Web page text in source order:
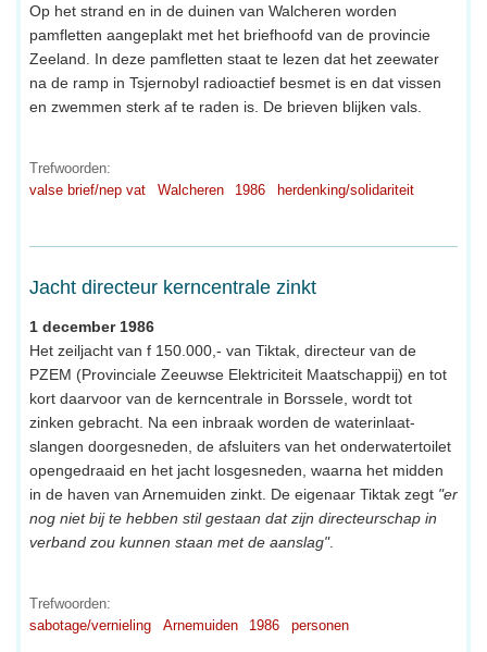
Op het strand en in de duinen van Walcheren worden
pamfletten aangeplakt met het briefhoofd van de provincie
Zeeland. In deze pamfletten staat te lezen dat het zeewater
na de ramp in Tsjernobyl radioactief besmet is en dat vissen
en zwemmen sterk af te raden is. De brieven blijken vals.
Trefwoorden:
valse brief/nep vat
Walcheren 1986 herdenking/solidariteit
Jacht directeur kerncentrale zinkt
1 december 1986
Het zeiljacht van f 150.000,- van Tiktak, directeur van de
PZEM (Provinciale Zeeuwse Elektriciteit Maatschappij) en tot
kort daarvoor van de kerncentrale in Borssele, wordt tot
zinken gebracht. Na een inbraak worden de waterinlaat-
slangen doorgesneden, de afsluiters van het onderwatertoilet
opengedraaid en het jacht losgesneden, waarna het midden
in de haven van Arnemuiden zinkt. De eigenaar Tiktak zegt "er
nog niet bij te hebben stil gestaan dat zijn directeurschap in
verband zou kunnen staan met de aanslag".
Trefwoorden:
sabotage/vernieling
Arnemuiden 1986 personen